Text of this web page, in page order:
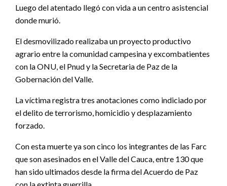
Luego del atentado llegó con vida a un centro asistencial
donde murió.
El desmovilizado realizaba un proyecto productivo
agrario entre la comunidad campesina y excombatientes
con la ONU, el Pnud y la Secretaria de Paz de la
Gobernación del Valle.
La víctima registra tres anotaciones como indiciado por
el delito de terrorismo, homicidio y desplazamiento
forzado.
Con esta muerte ya son cinco los integrantes de las Farc
que son asesinados en el Valle del Cauca, entre 130 que
han sido ultimados desde la firma del Acuerdo de Paz